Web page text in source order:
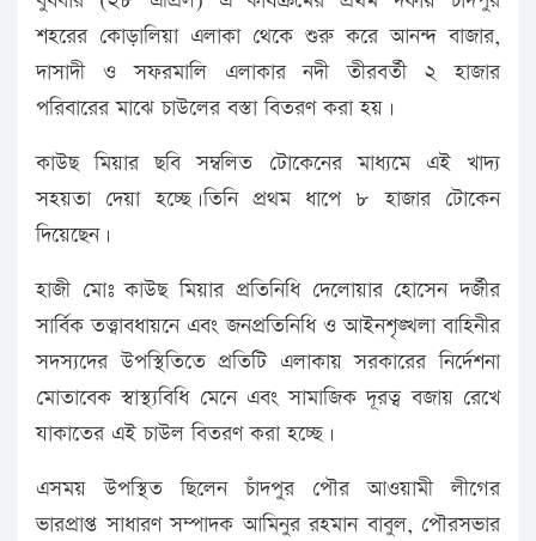
শহরের কোড়ালিয়া এলাকা থেকে শুরু করে আনন্দ বাজার,
দাসাদী ও সফরমালি এলাকার নদী তীরবর্তী ২ হাজার
পরিবারের মাঝে চাউলের বস্তা বিতরণ করা হয়।
কাউছ মিয়ার ছবি সম্বলিত টোকেনের মাধ্যমে এই খাদ্য
সহয়তা দেয়া হচ্ছে।তিনি প্রথম ধাপে ৮ হাজার টোকেন
দিয়েছেন।
হাজী মোঃ কাউছ মিয়ার প্রতিনিধি দেলোয়ার হোসেন দর্জীর
সার্বিক তত্ত্বাবধায়নে এবং জনপ্রতিনিধি ও আইনশৃঙ্খলা বাহিনীর
সদস্যদের উপস্থিতিতে প্রতিটি এলাকায় সরকারের নির্দেশনা
মোতাবেক স্বাস্থ্যবিধি মেনে এবং সামাজিক দূরত্ব বজায় রেখে
যাকাতের এই চাউল বিতরণ করা হচ্ছে।
এসময় উপস্থিত ছিলেন চাঁদপুর পৌর আওয়ামী লীগের
ভারপ্রাপ্ত সাধারণ সম্পাদক আমিনুর রহমান বাবুল, পৌরসভার